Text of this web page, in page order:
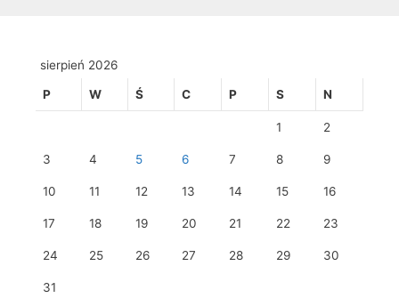
sierpień 2026
P W Ś C P S N
1 2
3 4 5 6 7 8 9
10 11 12 13 14 15 16
17 18 19 20 21 22 23
24 25 26 27 28 29 30
31